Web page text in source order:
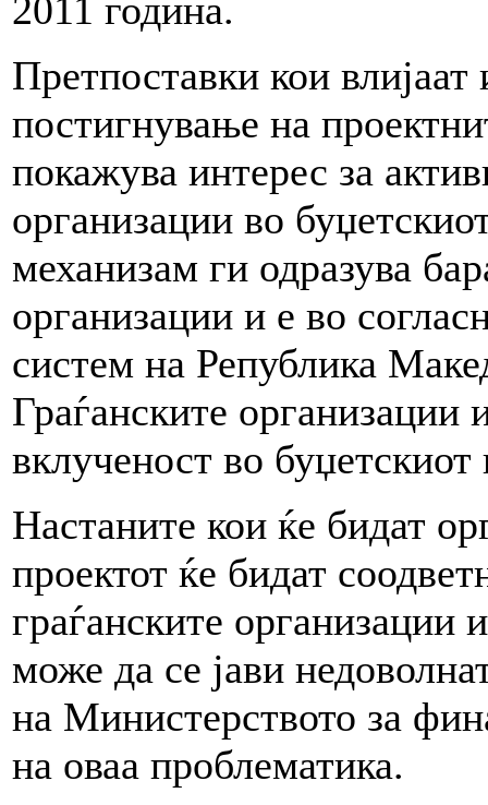
2011 година.
Претпоставки кои
постигнување на
покажува интерес за
организации во
механизам ги одразува
организации и е во
систем на Република
Граѓанските организации
вклученост во буџетскиот
Настаните кои ќе бидат
проектот ќе бидат
граѓанските организации
може да се јави
на Министерството за
на оваа проблематика.